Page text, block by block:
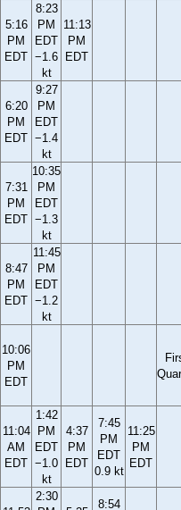
5:16
PM
EDT
8:23
PM
EDT
−1.6
kt
11:13
PM
EDT
6:20
PM
EDT
9:27
PM
EDT
−1.4
kt
7:31
PM
EDT
10:35
PM
EDT
−1.3
kt
8:47
PM
EDT
11:45
PM
EDT
−1.2
kt
10:06
PM
EDT
11:04
AM
EDT
1:42
PM
EDT
−1.0
kt
4:37
PM
EDT
7:45
PM
EDT
0.9 kt
11:25
PM
EDT
2:30
8:54